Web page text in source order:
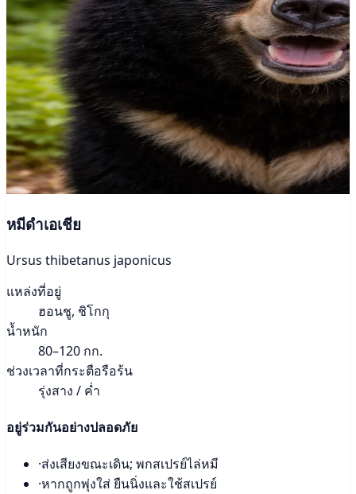
หมีดำเอเชีย
Ursus thibetanus japonicus
แหล่งที่อยู่
ฮอนชู, ชิโกกุ
น้ำหนัก
80–120 กก.
ช่วงเวลาที่กระตือรือร้น
รุ่งสาง / ค่ำ
อยู่ร่วมกันอย่างปลอดภัย
·ส่งเสียงขณะเดิน; พกสเปรย์ไล่หมี
·หากถูกพุ่งใส่ ยืนนิ่งและใช้สเปรย์